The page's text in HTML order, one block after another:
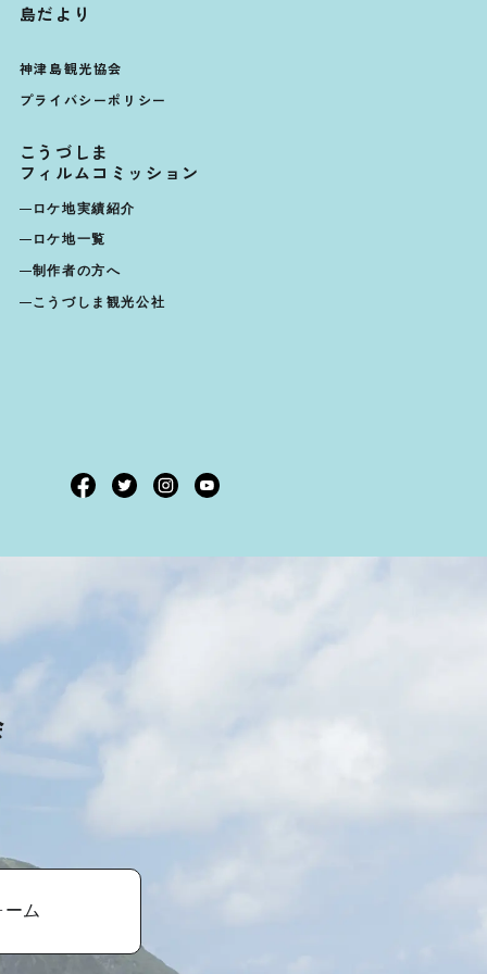
島だより
神津島観光協会
プライバシーポリシー
こうづしま
フィルムコミッション
ロケ地実績紹介
ロケ地一覧
制作者の方へ
こうづしま観光公社
ーム